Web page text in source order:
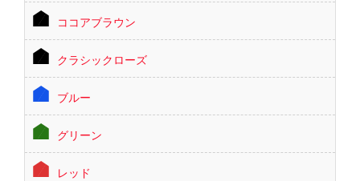
ココアブラウン
クラシックローズ
ブルー
グリーン
レッド